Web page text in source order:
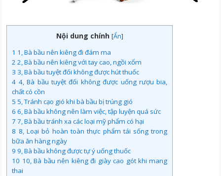
Nội dung chính [Ẩn]
1 1, Bà bầu nên kiêng đi đám ma
2 2, Bà bầu nên kiêng với tay cao, ngồi xổm
3 3, Bà bầu tuyệt đối không được hút thuốc
4 4, Bà bầu tuyệt đối không được uống rượu bia,
chất có cồn
5 5, Tránh cạo gió khi bà bầu bị trúng gió
6 6, Bà bầu không nên làm việc, tập luyện quá sức
7 7, Bà bầu tránh xa các loại mỹ phẩm có hại
8 8, Loại bỏ hoàn toàn thực phẩm tái sống trong
bữa ăn hàng ngày
9 9, Bà bầu không được tự ý uống thuốc
10 10, Bà bầu nên kiêng đi giày cao gót khi mang
thai